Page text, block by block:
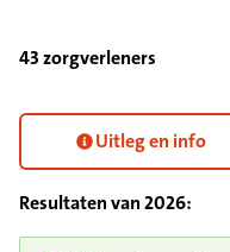
43 zorgverleners
Uitleg en info
Resultaten van2026: